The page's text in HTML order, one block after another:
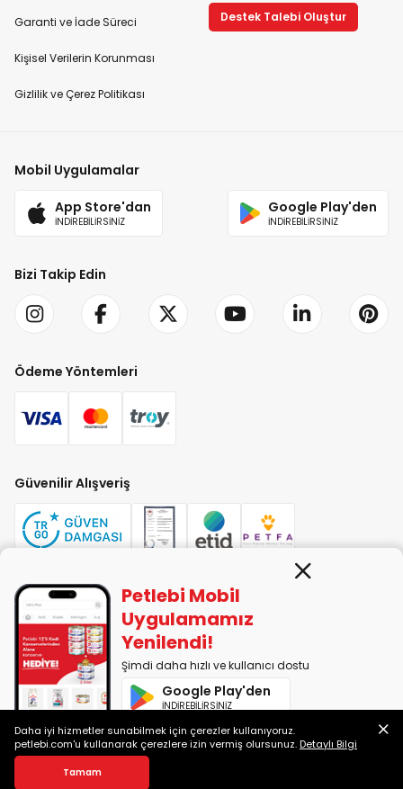
Garanti ve İade Süreci
Kişisel Verilerin Korunması
Gizlilik ve Çerez Politikası
Destek Talebi Oluştur
Mobil Uygulamalar
App Store'dan
İNDİREBİLİRSİNİZ
Google Play'den
İNDİREBİLİRSİNİZ
Bizi Takip Edin
Ödeme Yöntemleri
Güvenilir Alışveriş
PETLEBİ EVCİL HAYVAN ÜRÜNLERİ PAZ. SAN. TİC. LTD. ŞTİ. Alaşarköy Mah.
1. Alaşar Cad. No: 9 Osmangazi/Bursa
7290599225 vergi numarasıyla Uludağ Vergi Dairesi'ne bağlıdır.
2014-2026 © petlebi.com v11.89.0
Bursa'da sevgiyle yapıldı.
Petlebi Mobil
Uygulamamız
Yenilendi!
Şimdi daha hızlı ve kullanıcı dostu
Google Play'den
İNDİREBİLİRSİNİZ
App Store'dan
Daha iyi hizmetler sunabilmek için çerezler kullanıyoruz.
petlebi.com'u kullanarak çerezlere izin vermiş olursunuz.Detaylı Bilgi
Tamam